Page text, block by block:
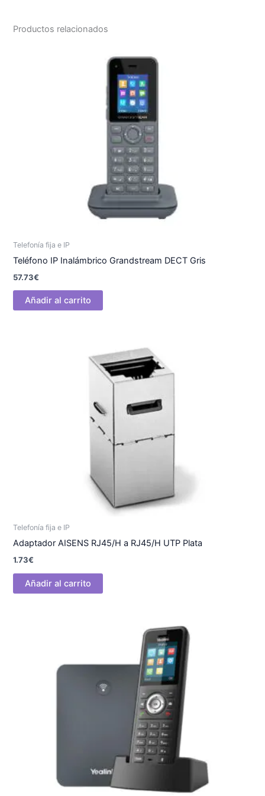
Productos relacionados
Telefonía fija e IP
Teléfono IP Inalámbrico Grandstream DECT Gris
57.73€
Añadir al carrito
Telefonía fija e IP
Adaptador AISENS RJ45/H a RJ45/H UTP Plata
1.73€
Añadir al carrito